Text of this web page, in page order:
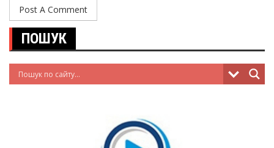
ПОШУК